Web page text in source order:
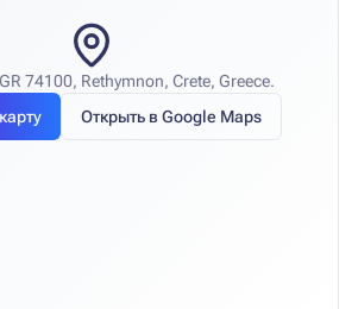
74100, Rethymnon, Crete, Greece.
Открыть в Google Maps